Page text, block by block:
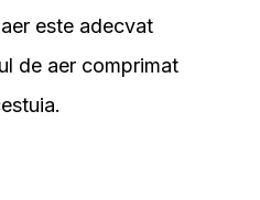
este adecvat
de aer comprimat